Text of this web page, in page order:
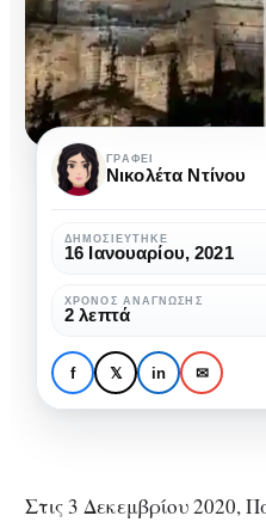
ΑΜΕΑ ΕΙΔΙΚΉ ΑΓΩΓΉ
Ακρόπολη:
Ακρόπολη:
Πλήρως
προσβάσιμη
νέο
ανελκυστήρα
ΓΡΆΦΕΙ
Νικολέτα Ντίνου
ΔΗΜΟΣΙΕΎΤΗΚΕ
16 Ιανουαρίου, 2021
ΧΡΌΝΟΣ ΑΝΆΓΝΩΣΗΣ
2 λεπτά
f 𝕏 in ✉
Στις 3 Δεκεμβρίου 2020,